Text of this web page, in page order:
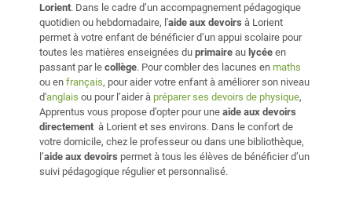
Lorient. Dans le cadre d’un accompagnement pédagogique
quotidien ou hebdomadaire, l'aide aux devoirs à Lorient
permet à votre enfant de bénéficier d’un appui scolaire pour
toutes les matières enseignées du primaire au lycée en
passant par le collège. Pour combler des lacunes en maths
ou en français, pour aider votre enfant à améliorer son niveau
d'anglais ou pour l’aider à préparer ses devoirs de physique,
Apprentus vous propose d’opter pour une aide aux devoirs
directement à Lorient et ses environs. Dans le confort de
votre domicile, chez le professeur ou dans une bibliothèque,
l’aide aux devoirs permet à tous les élèves de bénéficier d’un
suivi pédagogique régulier et personnalisé.